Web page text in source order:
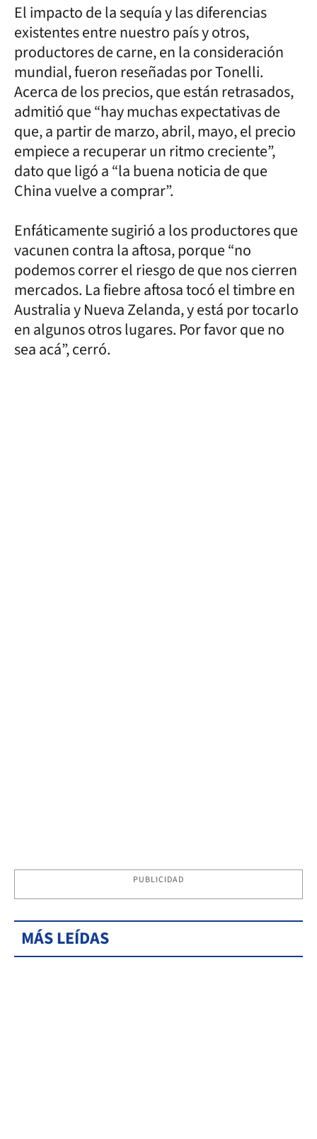
El impacto de la sequía y las diferencias
existentes entre nuestro país y otros,
productores de carne, en la consideración
mundial, fueron reseñadas por Tonelli.
Acerca de los precios, que están retrasados,
admitió que “hay muchas expectativas de
que, a partir de marzo, abril, mayo, el precio
empiece a recuperar un ritmo creciente”,
dato que ligó a “la buena noticia de que
China vuelve a comprar”.
Enfáticamente sugirió a los productores que
vacunen contra la aftosa, porque “no
podemos correr el riesgo de que nos cierren
mercados. La fiebre aftosa tocó el timbre en
Australia y Nueva Zelanda, y está por tocarlo
en algunos otros lugares. Por favor que no
sea acá”, cerró.
PUBLICIDAD
MÁS LEÍDAS